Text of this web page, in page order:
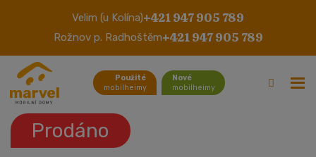
Velim (u Kolína)+421 947 905 789
Rožnov p. Radhoštěm+421 947 905 789
Použité
mobilheimy
Nové
mobilheimy
Willerby Salisbury
Prodáno